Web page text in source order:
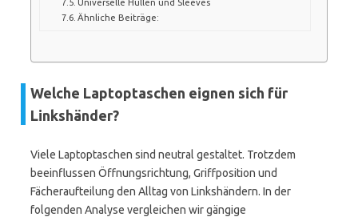
Ähnliche Beiträge:
Welche Laptoptaschen eignen sich für
Linkshänder?
Viele Laptoptaschen sind neutral gestaltet. Trotzdem
beeinflussen Öffnungsrichtung, Griffposition und
Fächeraufteilung den Alltag von Linkshändern. In der
folgenden Analyse vergleichen wir gängige